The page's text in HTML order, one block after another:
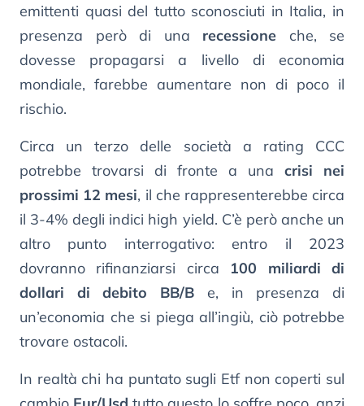
emittenti quasi del tutto sconosciuti in Italia, in
presenza però di una recessione che, se
dovesse propagarsi a livello di economia
mondiale, farebbe aumentare non di poco il
rischio.
Circa un terzo delle società a rating CCC
potrebbe trovarsi di fronte a una crisi nei
prossimi 12 mesi, il che rappresenterebbe circa
il 3-4% degli indici high yield. C’è però anche un
altro punto interrogativo: entro il 2023
dovranno rifinanziarsi circa 100 miliardi di
dollari di debito BB/B e, in presenza di
un’economia che si piega all’ingiù, ciò potrebbe
trovare ostacoli.
In realtà chi ha puntato sugli Etf non coperti sul